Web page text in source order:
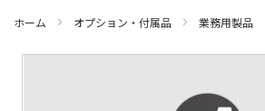
ホーム オプション・付属品 業務用製品